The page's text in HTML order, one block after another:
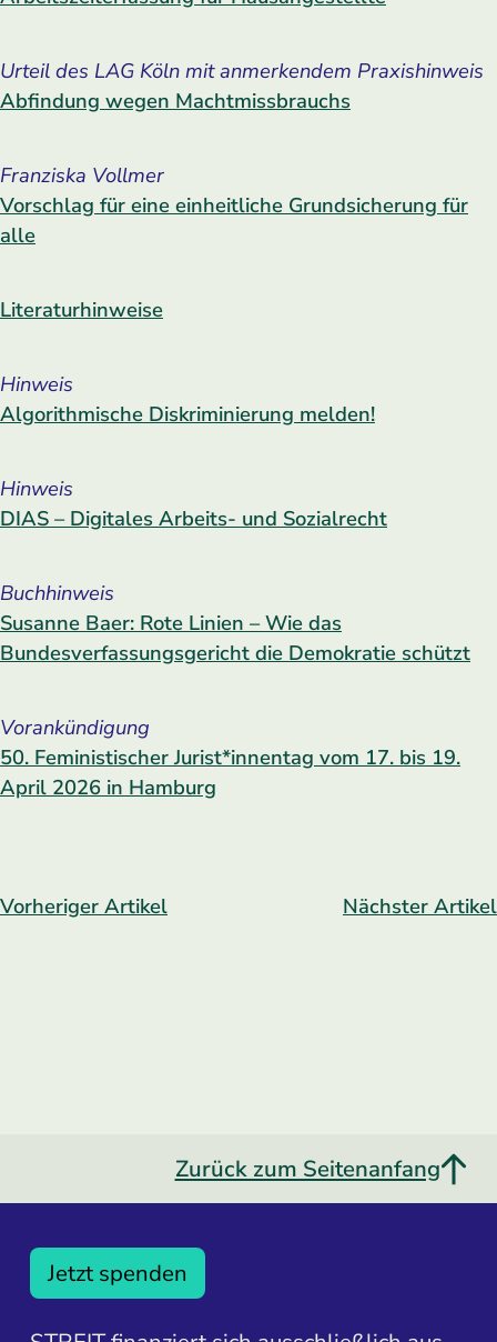
Urteil des LAG Köln mit anmerkendem Praxishinweis
Abfindung wegen Machtmissbrauchs
Franziska Vollmer
Vorschlag für eine einheitliche Grundsicherung für
alle
Literaturhinweise
Hinweis
Algorithmische Diskriminierung melden!
Hinweis
DIAS – Digitales Arbeits- und Sozialrecht
Buchhinweis
Susanne Baer: Rote Linien – Wie das
Bundesverfassungsgericht die Demokratie schützt
Vorankündigung
50. Feministischer Jurist*innentag vom 17. bis 19.
April 2026 in Hamburg
Vorheriger Artikel Nächster Artikel
Zurück zum Seitenanfang
Jetzt spenden